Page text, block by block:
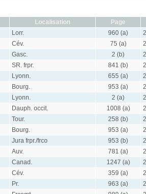
Localisation Page
Lorr. 960 (a)
Cév. 75 (a)
Gasc. 2 (b)
SR. frpr. 841 (b)
Lyonn. 655 (a)
Bourg. 953 (a)
Lyonn. 2 (a)
Dauph. occit. 1008 (a)
Tour. 258 (b)
Bourg. 953 (a)
Jura frpr./frco 953 (b)
Auv. 781 (a)
Canad. 1247 (a)
Cév. 359 (a)
Pr. 963 (a)